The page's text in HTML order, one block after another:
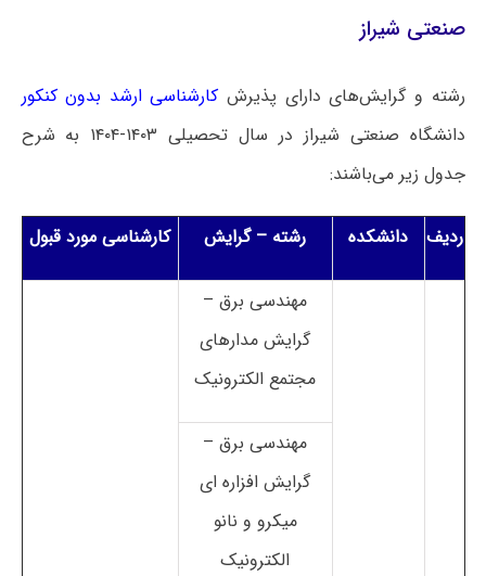
صنعتی شیراز
رشته و گرایش‌های دارای پذیرش کارشناسی ارشد بدون کنکور
دانشگاه صنعتی شیراز در سال تحصیلی ۱۴۰۳-۱۴۰۴ به شرح
جدول زیر می‌باشند:
ردیف دانشکده رشته – گرایش کارشناسی مورد قبول
مهندسی برق –
گرایش مدارهای
مجتمع الکترونیک
مهندسی برق –
گرایش افزاره ای
میکرو و نانو
الکترونیک